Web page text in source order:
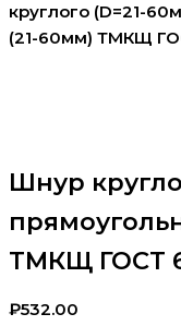
круглого (D=21-
(21-60мм) ТМКЩ
Шнур
ТМКЩ ГОСТ
₽532.00